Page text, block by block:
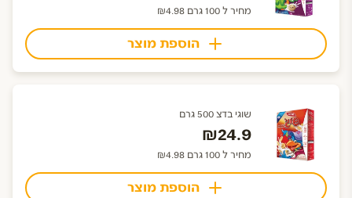
מחיר ל 100 גרם ₪4.98
הוספת מוצר
שוגי בדצ 500 גרם
₪24.9
מחיר ל 100 גרם ₪4.98
הוספת מוצר